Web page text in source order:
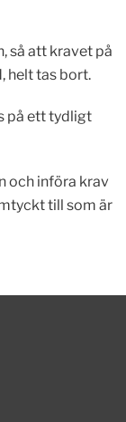
så att kravet på
helt tas bort.
på ett tydligt
och införa krav
till som är